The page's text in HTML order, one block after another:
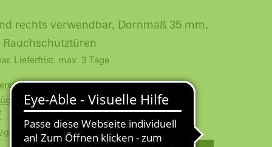
rechts verwendbar, Dornmaß 35 mm,
Lieferfrist: max. 3 Tage
ab 100 € für Gewerbekunden
Versandkosten